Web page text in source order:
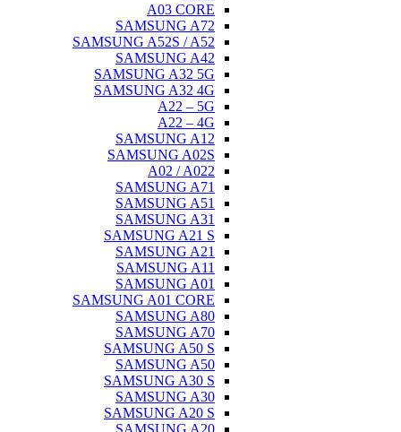
A03 CORE
SAMSUNG A72
SAMSUNG A52S / A52
SAMSUNG A42
SAMSUNG A32 5G
SAMSUNG A32 4G
A22 – 5G
A22 – 4G
SAMSUNG A12
SAMSUNG A02S
A02 / A022
SAMSUNG A71
SAMSUNG A51
SAMSUNG A31
SAMSUNG A21 S
SAMSUNG A21
SAMSUNG A11
SAMSUNG A01
SAMSUNG A01 CORE
SAMSUNG A80
SAMSUNG A70
SAMSUNG A50 S
SAMSUNG A50
SAMSUNG A30 S
SAMSUNG A30
SAMSUNG A20 S
SAMSUNG A20